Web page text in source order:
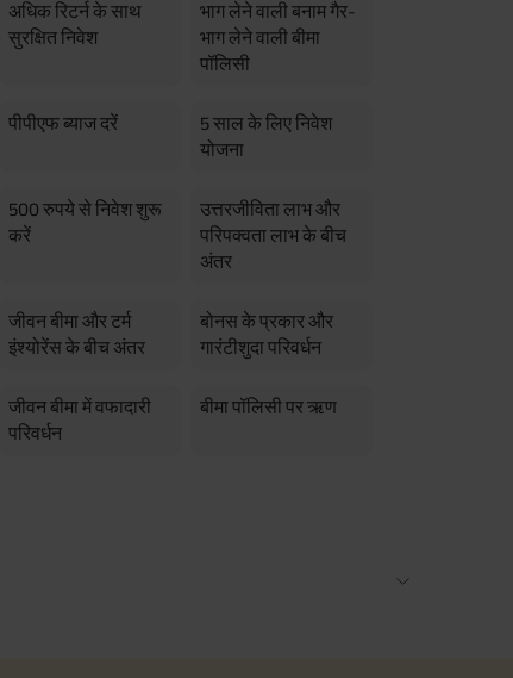
अधिक रिटर्न के साथ
सुरक्षित निवेश
भाग लेने वाली बनाम गैर-
भाग लेने वाली बीमा
पॉलिसी
पीपीएफ ब्याज दरें
5 साल के लिए निवेश
योजना
500 रुपये से निवेश शुरू
करें
उत्तरजीविता लाभ और
परिपक्वता लाभ के बीच
अंतर
जीवन बीमा और टर्म
इंश्योरेंस के बीच अंतर
बोनस के प्रकार और
गारंटीशुदा परिवर्धन
जीवन बीमा में वफादारी
परिवर्धन
बीमा पॉलिसी पर ऋण